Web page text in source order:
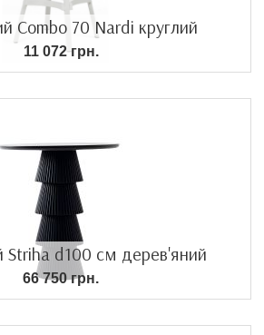
Combo 70 Nardi круглий
11 072 грн.
Striha d100 см дерев'яний
66 750 грн.